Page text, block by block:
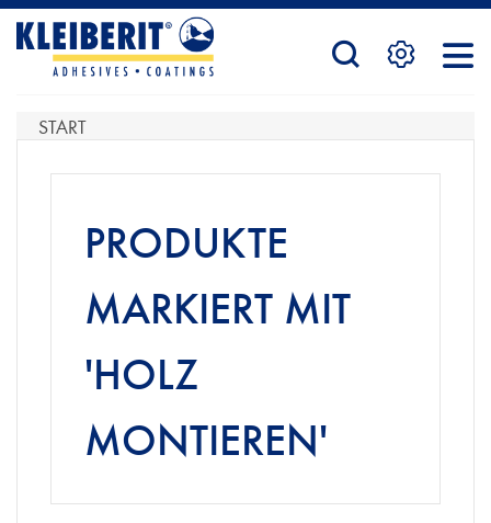
STARTSEITE
PRODUKTE
START
PRODUKTE
MARKIERT MIT
'HOLZ
MONTIEREN'